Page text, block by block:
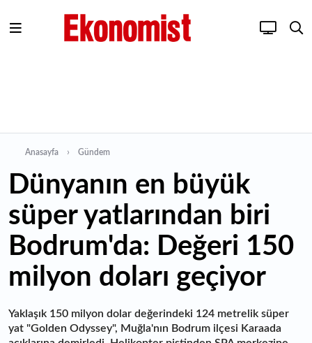
Anasayfa Gündem
Dünyanın en büyük
süper yatlarından biri
Bodrum'da: Değeri 150
milyon doları geçiyor
Yaklaşık 150 milyon dolar değerindeki 124 metrelik süper
yat "Golden Odyssey", Muğla'nın Bodrum ilçesi Karaada